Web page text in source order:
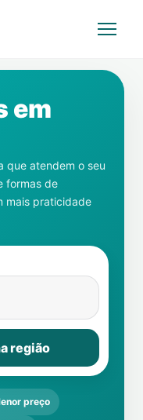
em
que atendem o seu
formas de
mais praticidade
região
preço